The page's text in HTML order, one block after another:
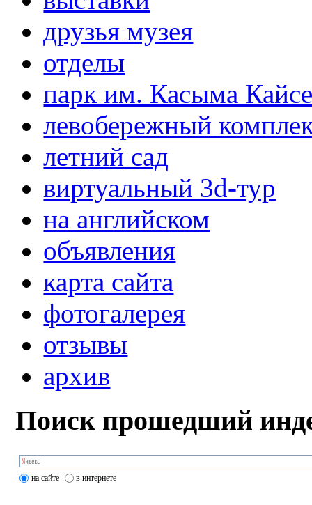
друзья музея
отделы
парк им. Касыма
левобережный
летний сад
виртуальный 3d-тур
на английском
объявления
карта сайта
фотогалерея
отзывы
архив
Поиск прошедший
на сайте в интернете